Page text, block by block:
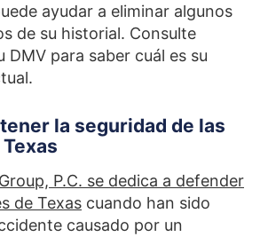
ayudar a eliminar algunos
de su historial. Consulte
DMV para saber cuál es su
la seguridad de las
P.C. se dedica a defender
de Texas cuando han sido
causado por un